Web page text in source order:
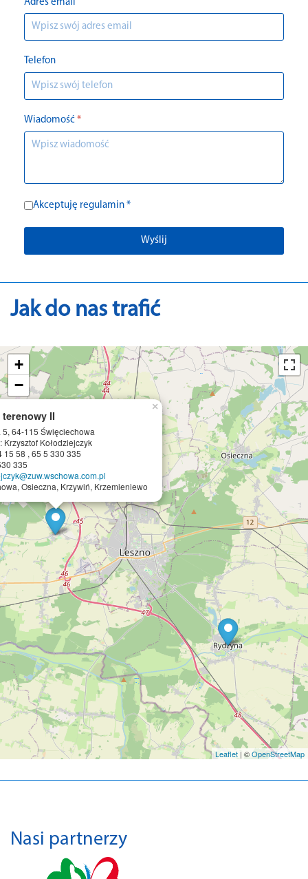
Adres email
Telefon
Wiadomość *
Akceptuję regulamin *
Wyślij
Jak do nas trafić
terenowy II
5, 64-115 Święciechowa
Krzysztof Kołodziejczyk
15 58 , 65 5 330 335
335
Osieczna, Krzywiń, Krzemieniewo
×
+
−
Leaflet | ©OpenStreetMap
Nasi partnerzy